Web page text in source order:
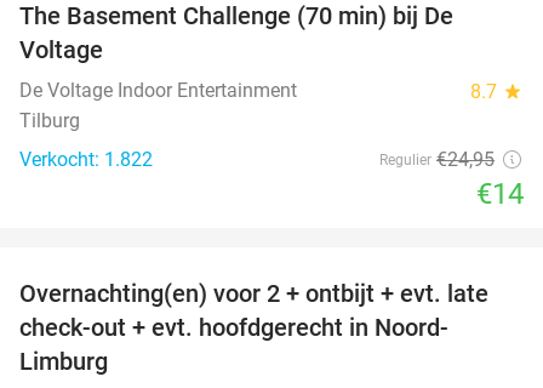
The Basement Challenge (70 min) bij De
Voltage
De Voltage Indoor Entertainment 8.7 star
Tilburg
Verkocht: 1.822
Regulier €24,95
€14
42%
Overnachting(en) voor 2 + ontbijt + evt. late
check-out + evt. hoofdgerecht in Noord-
Limburg